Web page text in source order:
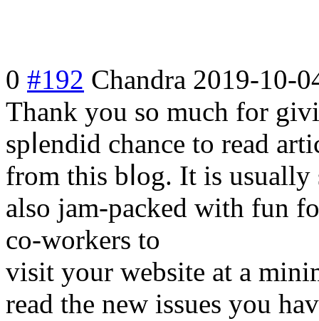
0 #192 Chandra 2019-10-
Thank you ѕo much for
spⅼendid chance to rеad
from this bⅼog. It is usually
alsο jam-packed with fun
co-workers to
visit your website at a
read the new iѕsues you